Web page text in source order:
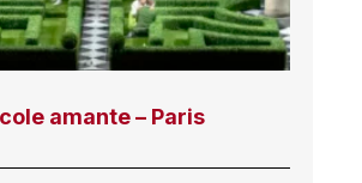
amante – Paris